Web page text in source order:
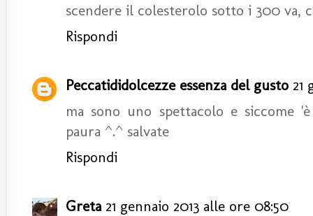
scendere il colesterolo sotto i 300 va,
Rispondi
Peccatididolcezze essenza del gusto 21
ma sono uno spettacolo e siccome
paura ^.^ salvate
Rispondi
Greta 21 gennaio 2013 alle ore 08:50